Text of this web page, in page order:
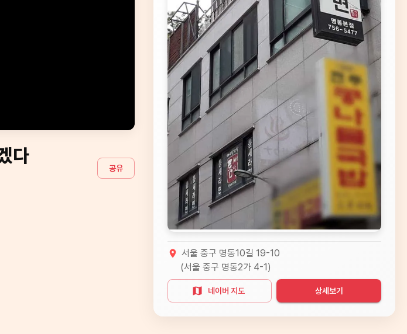
다
공유
서울 중구 명동10길 19-10
(서울 중구 명동2가 4-1 )
네이버 지도 상세보기